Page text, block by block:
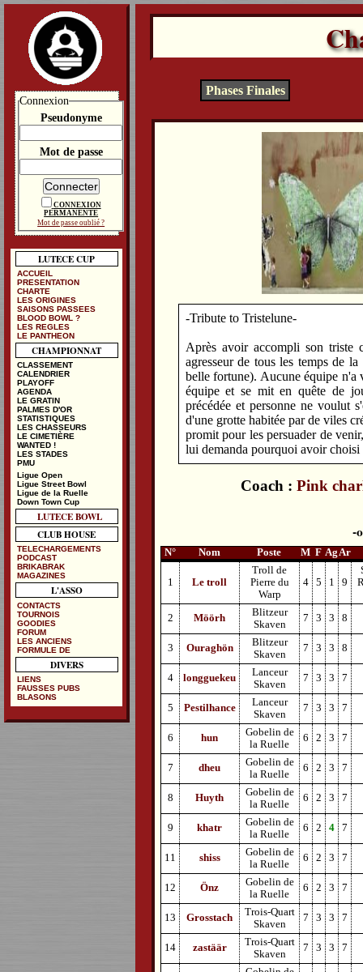
Phases Finales
-Tribute to Tristelune-
Après avoir accompli son triste
agresseur de tous les temps de
belle fortune). Aucune équipe n'a
équipe et se mit en quête de
précédée et personne ne voulut
d'une grotte habitée par de viles
promit pour les persuader de
lui demanda pourquoi avoir
Coach : Pink
N° Nom Poste M F AgAr
1 Le troll
Troll de
Pierre du
Warp
4 5 1 9
2 Möörh
Blitzeur
Skaven
7 3 3 8
3 Ouraghön
Blitzeur
Skaven
7 3 3 8
4 longguekeu
Lanceur
Skaven
7 3 3 7
5 Pestilhance
Lanceur
Skaven
7 3 3 7
6 hun
Gobelin de
la Ruelle
6 2 3 7
7 dheu
Gobelin de
la Ruelle
6 2 3 7
8 Huyth
Gobelin de
la Ruelle
6 2 3 7
9 khatr
Gobelin de
la Ruelle
6 2 4 7
11 shiss
Gobelin de
la Ruelle
6 2 3 7
12 Önz
Gobelin de
la Ruelle
6 2 3 7
13 Grosstach
Trois-Quart
Skaven
7 3 3 7
14 zastäär
Trois-Quart
Skaven
7 3 3 7
Connexion
Pseudonyme
Mot de passe
CONNEXION
PERMANENTE
Mot de passe oublié ?
LUTECE CUP
ACCUEIL
PRESENTATION
CHARTE
LES ORIGINES
SAISONS PASSEES
BLOOD BOWL ?
LES REGLES
LE PANTHEON
CHAMPIONNAT
CLASSEMENT
CALENDRIER
PLAYOFF
AGENDA
LE GRATIN
PALMES D'OR
STATISTIQUES
LES CHASSEURS
LE CIMETIÈRE
WANTED !
LES STADES
PMU
Ligue Open
Ligue Street Bowl
Ligue de la Ruelle
Down Town Cup
LUTECE BOWL
CLUB HOUSE
TELECHARGEMENTS
PODCAST
BRIKABRAK
MAGAZINES
L'ASSO
CONTACTS
TOURNOIS
GOODIES
FORUM
LES ANCIENS
FORMULE DE
DIVERS
LIENS
FAUSSES PUBS
BLASONS